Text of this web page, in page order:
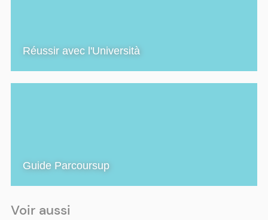
Réussir avec l'Università
Guide Parcoursup
Voir aussi